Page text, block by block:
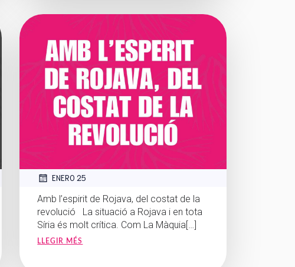
ENERO 25
Amb l’espirit de Rojava, del costat de la
revolució La situació a Rojava i en tota
Síria és molt crítica. Com La Màquia[…]
LLEGIR MÉS